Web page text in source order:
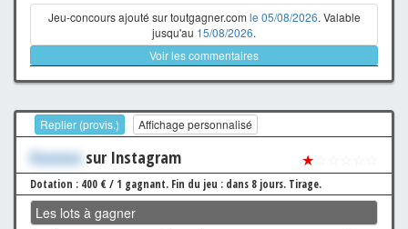
Jeu-concours ajouté sur toutgagner.com le 05/08/2026. Valable
jusqu'au 15/08/2026.
Voir les commentaires
Replier (provis.) Affichage personnalisé
Xxxxxxx sur Instagram ★
Dotation : 400 € / 1 gagnant. Fin du jeu : dans 8 jours. Tirage.
Les lots à gagner